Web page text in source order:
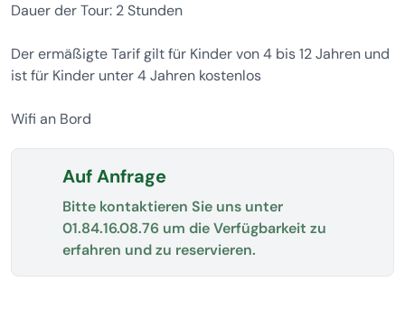
Dauer der Tour: 2 Stunden
Der ermäßigte Tarif gilt für Kinder von 4 bis 12 Jahren und
ist für Kinder unter 4 Jahren kostenlos
Wifi an Bord
Auf Anfrage
Bitte kontaktieren Sie uns unter
01.84.16.08.76 um die Verfügbarkeit zu
erfahren und zu reservieren.